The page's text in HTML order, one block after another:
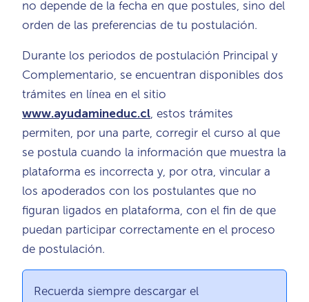
no depende de la fecha en que postules, sino del
orden de las preferencias de tu postulación.
Durante los periodos de postulación Principal y
Complementario, se encuentran disponibles dos
trámites en línea en el sitio
www.ayudamineduc.cl , estos trámites
permiten, por una parte, corregir el curso al que
se postula cuando la información que muestra la
plataforma es incorrecta y, por otra, vincular a
los apoderados con los postulantes que no
figuran ligados en plataforma, con el fin de que
puedan participar correctamente en el proceso
de postulación.
Recuerda siempre descargar el